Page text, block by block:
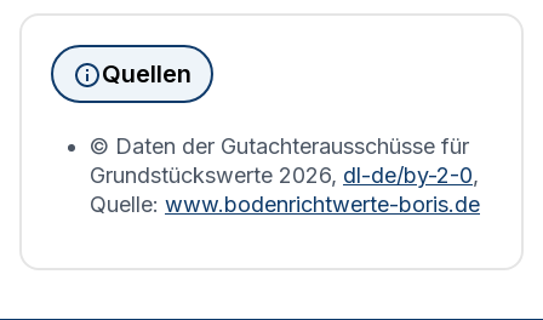
Immobilien, die sich in Langenfeld (Rheinland)
befinden, wird die Grundsteuererklärung auf Basis
des Bodenrichtwerts des entsprechenden Jahres
Quellen
© Daten der Gutachterausschüsse für
Grundstückswerte 2026, dl-de/by-2-0,
Quelle: www.bodenrichtwerte-boris.de